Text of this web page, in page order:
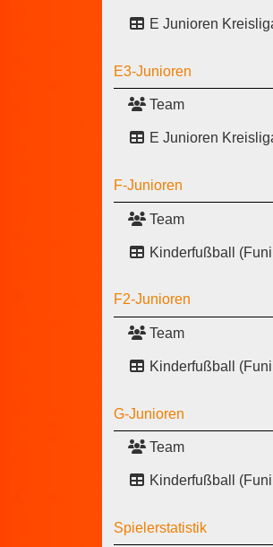
E Junioren
E3-Junioren
Team
E Junioren
F-Junioren
Team
Kinderfußball
F2-Junioren
Team
Kinderfußball
G-Junioren
Team
Kinderfußball
Spielerstatistik